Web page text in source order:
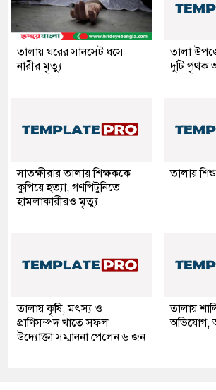
তালায় ঘরের সানসেট ধসে
নারীর মৃত্যু
তালা
দুটি পৃথক
সাতক্ষীরার তালায় শিক্ষককে
কুপিয়ে হত্যা, গণপিটুনিতে
হামলাকারীরও মৃত্যু
তালায়
তালায় কৃষি, মৎস্য ও
প্রাণিসম্পদ খাতে সফল
উদ্যোক্তা সম্মাননা পেলেন ৬ জন
তালায়
অভিযোগ,